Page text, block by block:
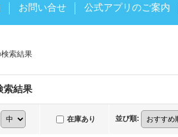
お問い合せ 公式アプリのご案内
検索結果
索結果
在庫あり 並び順: